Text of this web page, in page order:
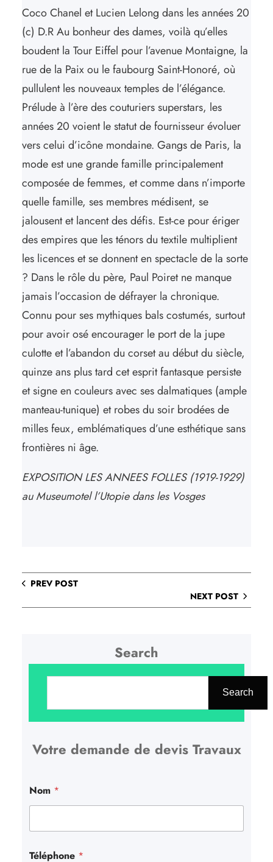
Coco Chanel et Lucien Lelong dans les années 20
(c) D.R Au bonheur des dames, voilà qu’elles
boudent la Tour Eiffel pour l’avenue Montaigne, la
rue de la Paix ou le faubourg Saint-Honoré, où
pullulent les nouveaux temples de l’élégance.
Prélude à l’ère des couturiers superstars, les
années 20 voient le statut de fournisseur évoluer
vers celui d’icône mondaine. Gangs de Paris, la
mode est une grande famille principalement
composée de femmes, et comme dans n’importe
quelle famille, ses membres médisent, se
jalousent et lancent des défis. Est-ce pour ériger
des empires que les ténors du textile multiplient
les licences et se donnent en spectacle de la sorte
? Dans le rôle du père, Paul Poiret ne manque
jamais l’occasion de défrayer la chronique.
Connu pour ses mythiques bals costumés, surtout
pour avoir osé encourager le port de la jupe
culotte et l’abandon du corset au début du siècle,
quinze ans plus tard cet esprit fantasque persiste
et signe en couleurs avec ses dalmatiques (ample
manteau-tunique) et robes du soir brodées de
milles feux, emblématiques d’une esthétique sans
frontières ni âge.
EXPOSITION LES ANNEES FOLLES (1919-1929)
au Museumotel l’Utopie dans les Vosges
PREV POST
NEXT POST
Search
e
c
h
Search
Votre demande de devis Travaux
Nom *
Téléphone *